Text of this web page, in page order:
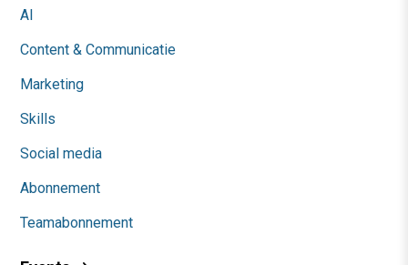
AI
Content & Communicatie
Marketing
Skills
Social media
Abonnement
Teamabonnement